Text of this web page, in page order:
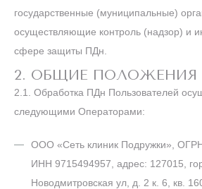
государственные (муниципальные)
осуществляющие контроль (надзор) и
сфере защиты ПДн.
2. ОБЩИЕ ПОЛОЖЕНИЯ
2.1. Обработка ПДн Пользователей
следующими Операторами:
ООО «Сеть клиник Подружки»,
ИНН 9715494957, адрес: 127015,
Новодмитровская ул, д. 2 к. 6, кв.